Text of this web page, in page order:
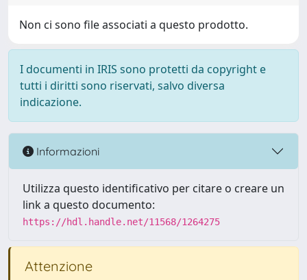
Non ci sono file associati a questo prodotto.
I documenti in IRIS sono protetti da copyright e
tutti i diritti sono riservati, salvo diversa
indicazione.
Informazioni
Utilizza questo identificativo per citare o creare un
link a questo documento:
https://hdl.handle.net/11568/1264275
Attenzione